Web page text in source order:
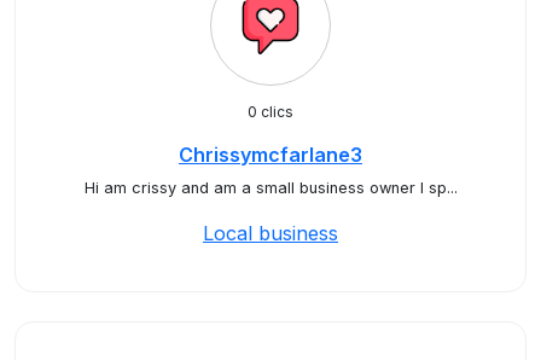
0 clics
Chrissymcfarlane3
Hi am crissy and am a small business owner I sp...
Local business